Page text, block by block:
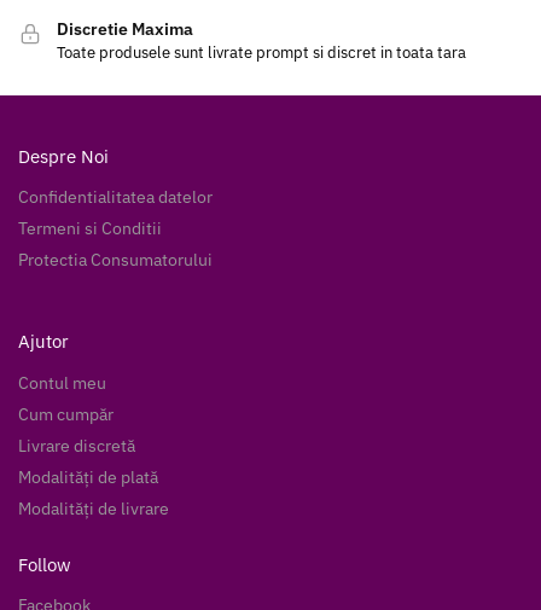
Discretie Maxima
Toate produsele sunt livrate prompt si discret in toata tara
Despre Noi
Confidentialitatea datelor
Termeni si Conditii
Protectia Consumatorului
Ajutor
Contul meu
Cum cumpăr
Livrare discretă
Modalități de plată
Modalități de livrare
Follow
Facebook